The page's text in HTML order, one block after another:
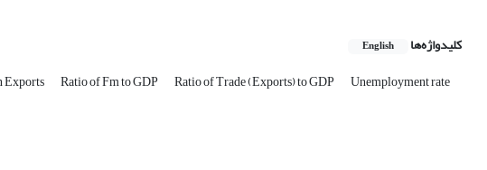
کلیدواژه‌ها English
Exports Ratio of Fm to GDP Ratio of Trade (Exports) to GDP Unemployment rate